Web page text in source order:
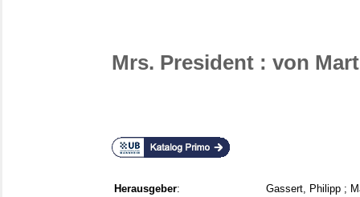
Mrs. President : von
Herausgeber: Gassert, Philipp ;